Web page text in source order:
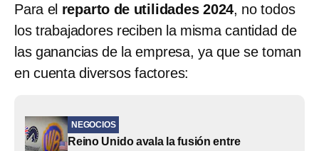
Para el reparto de utilidades 2024, no todos
los trabajadores reciben la misma cantidad de
las ganancias de la empresa, ya que se toman
en cuenta diversos factores:
NEGOCIOS
Reino Unido avala la fusión entre